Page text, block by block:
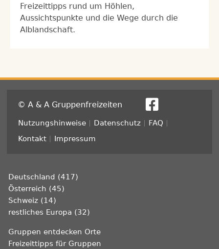
Freizeittipps rund um Höhlen,
Aussichtspunkte und die Wege durch die
Alblandschaft.
© A & A Gruppenfreizeiten
Fußzeile
Nutzungshinweise Datenschutz
FAQ
Kontakt
Impressum
Deutschland (417)
Österreich (45)
Schweiz (14)
restliches Europa (32)
Gruppen entdecken Orte
Freizeittipps für Gruppen